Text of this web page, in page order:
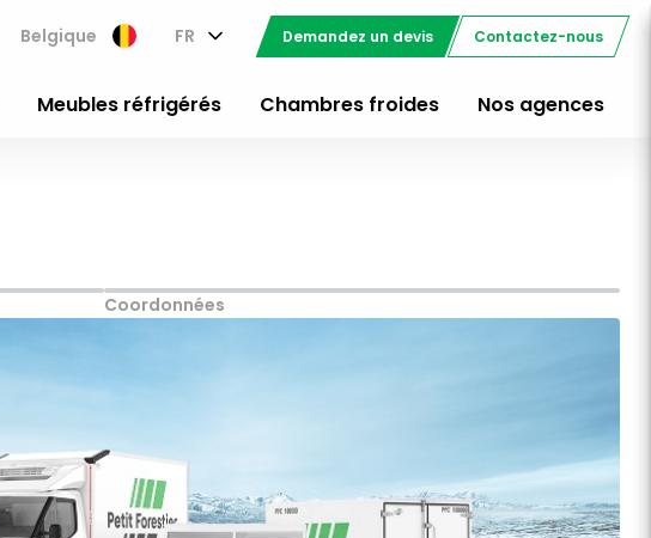
Belgique FR Demandez un devis Contactez-nous
Meubles réfrigérés Chambres froides Nos agences
Coordonnées